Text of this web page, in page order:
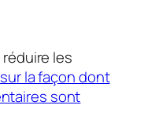
les
la façon dont
sont